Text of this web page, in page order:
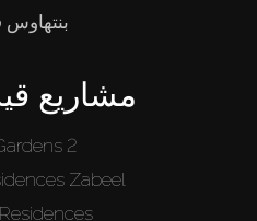
بنتهاوس
مشاريع
2
Zabeel